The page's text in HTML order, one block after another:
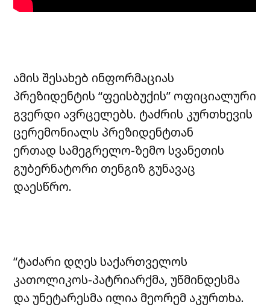
ამის შესახებ ინფორმაციას
პრეზიდენტის “ფეისბუქის” ოფიციალური
გვერდი ავრცელებს. ტაძრის კურთხევის
ცერემონიალს პრეზიდენტთან
ერთად სამეგრელო-ზემო სვანეთის
გუბერნატორი თენგიზ გუნავაც
დაესწრო.
“ტაძარი დღეს საქართველოს
კათოლიკოს-პატრიარქმა, უწმინდესმა
და უნეტარესმა ილია მეორემ აკურთხა.